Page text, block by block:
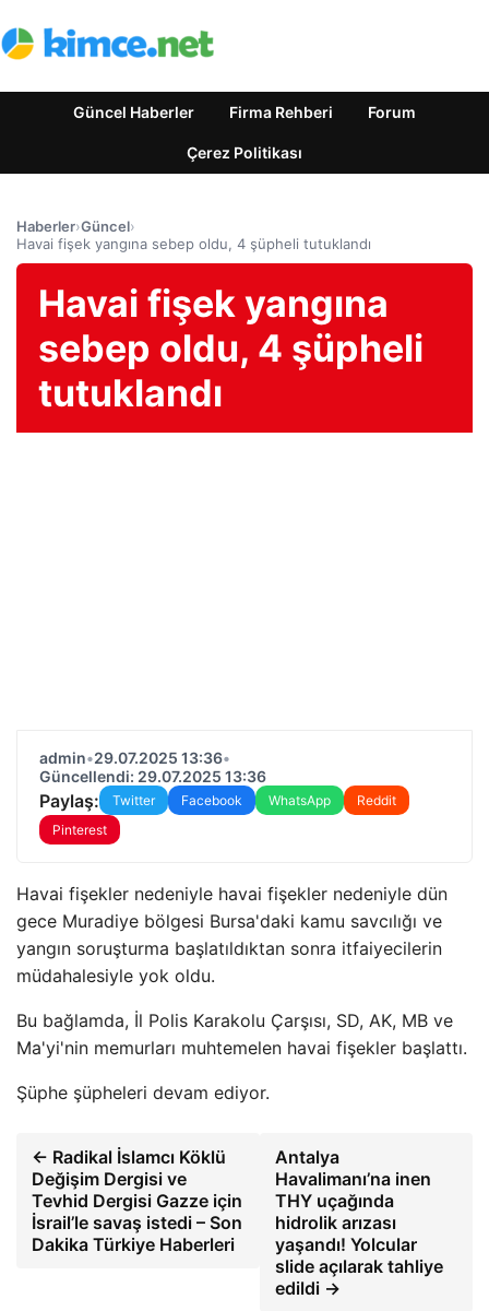
Güncel Haberler Firma Rehberi Forum
Çerez Politikası
Haberler›Güncel›
Havai fişek yangına sebep oldu, 4 şüpheli tutuklandı
Havai fişek yangına
sebep oldu, 4 şüpheli
tutuklandı
admin•29.07.2025 13:36•
Güncellendi: 29.07.2025 13:36
Paylaş: Twitter Facebook WhatsApp
Reddit
Pinterest
Havai fişekler nedeniyle havai fişekler nedeniyle dün
gece Muradiye bölgesi Bursa'daki kamu savcılığı ve
yangın soruşturma başlatıldıktan sonra itfaiyecilerin
müdahalesiyle yok oldu.
Bu bağlamda, İl Polis Karakolu Çarşısı, SD, AK, MB ve
Ma'yi'nin memurları muhtemelen havai fişekler başlattı.
Şüphe şüpheleri devam ediyor.
← Radikal İslamcı Köklü
Değişim Dergisi ve
Tevhid Dergisi Gazze için
İsrail’le savaş istedi – Son
Dakika Türkiye Haberleri
Antalya
Havalimanı’na inen
THY uçağında
hidrolik arızası
yaşandı! Yolcular
slide açılarak tahliye
edildi →